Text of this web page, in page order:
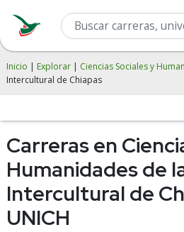
Inicio | Explorar | Ciencias Sociales y
Intercultural de Chiapas
Carreras en
Humanidades de
Intercultural de
UNICH